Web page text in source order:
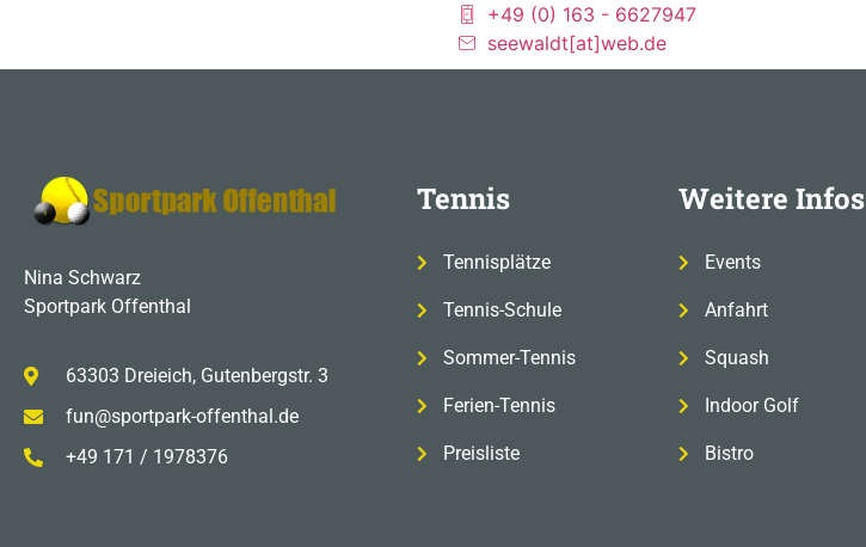
+49 (0) 163 - 6627947
seewaldt[at]web.de
Nina Schwarz
Sportpark Offenthal
63303 Dreieich, Gutenbergstr. 3
fun@sportpark-offenthal.de
+49 171 / 1978376
Tennis
Tennisplätze
Tennis-Schule
Sommer-Tennis
Ferien-Tennis
Preisliste
Weitere Infos
Events
Anfahrt
Squash
Indoor Golf
Bistro